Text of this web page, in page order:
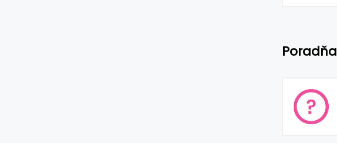
Poradňa